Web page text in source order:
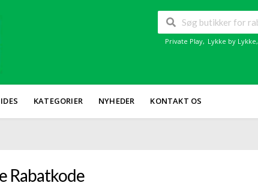
Private Play, Lykke by Lykke,
KATEGORIER NYHEDER KONTAKT OS
Rabatkode